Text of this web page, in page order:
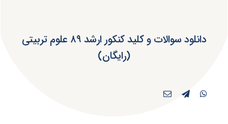
دانلود سوالات و کلید کنکور ارشد ۸۹ علوم تربیتی
(رایگان)